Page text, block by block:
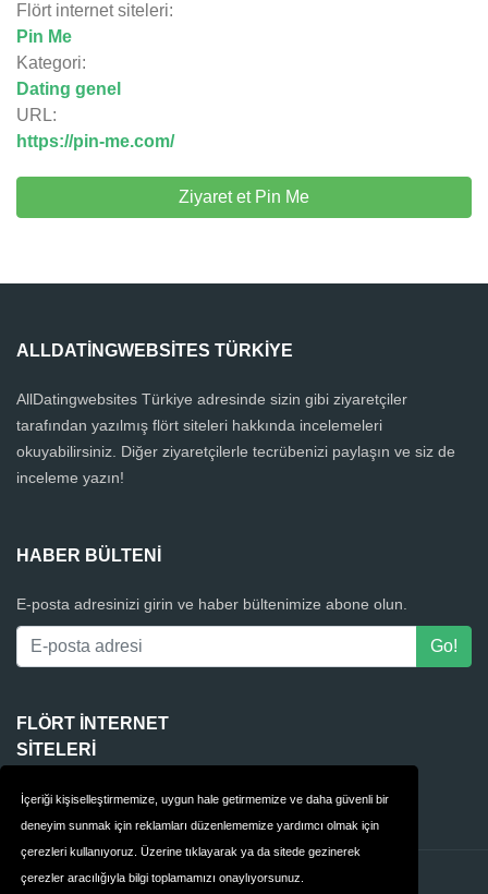
İçeriği kişiselleştirmemize, uygun hale getirmemize ve daha güvenli bir
deneyim sunmak için reklamları düzenlememize yardımcı olmak için
çerezleri kullanıyoruz. Üzerine tıklayarak ya da sitede gezinerek
çerezler aracılığıyla bilgi toplamamızı onaylıyorsunuz.
Flört internet siteleri:
Pin Me
Kategori:
Dating genel
URL:
https://pin-me.com/
Ziyaret et Pin Me
ALLDATINGWEBSITES TÜRKIYE
AllDatingwebsites Türkiye adresinde sizin gibi ziyaretçiler
tarafından yazılmış flört siteleri hakkında incelemeleri
okuyabilirsiniz. Diğer ziyaretçilerle tecrübenizi paylaşın ve siz de
inceleme yazın!
HABER BÜLTENI
E-posta adresinizi girin ve haber bültenimize abone olun.
FLÖRT INTERNET
SITELERI
4Club
İletişim